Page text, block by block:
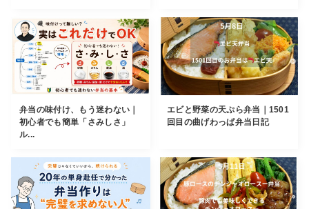
弁当の味付け、もう迷わない｜
初心者でも簡単「さみしさ」
ル...
エビと野菜の天ぷら弁当｜1501
回目の曲げわっぱ弁当日記